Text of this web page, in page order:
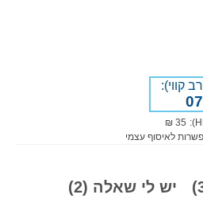
קווי):
35 ₪
לאיסוף עצמי
יש לי שאלה (2)